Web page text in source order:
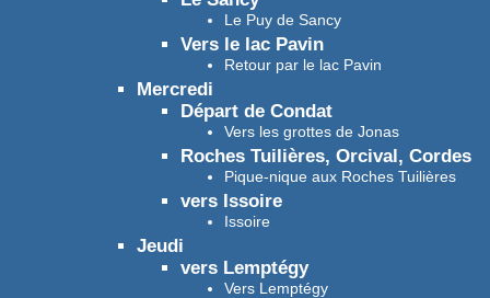
Le Puy de Sancy
Vers le lac Pavin
Retour par le lac Pavin
Mercredi
Départ de Condat
Vers les grottes de Jonas
Roches Tuilières, Orcival, Cordes
Pique-nique aux Roches Tuilières
vers Issoire
Issoire
Jeudi
vers Lemptégy
Vers Lemptégy